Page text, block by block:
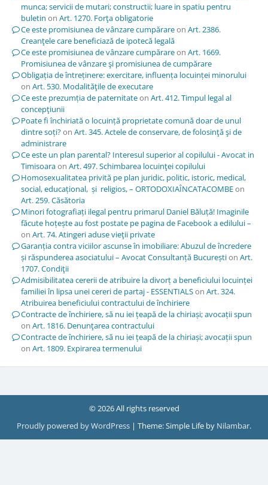
munca; servicii de mutari; constructii; luare in spatiu pentru
buletin on Art. 1270. Forţa obligatorie
Ce este promisiunea de vânzare cumpărareon Art. 2386.
Creanţele care beneficiază de ipotecă legală
Ce este promisiunea de vânzare cumpărareon Art. 1669.
Promisiunea de vânzare şi promisiunea de cumpărare
Obligația de întreținere: exercitare, influența locuinței minorului
on Art. 530. Modalităţile de executare
Ce este prezumția de paternitateon Art. 412. Timpul legal al
concepţiunii
Poate fi închiriată o locuință proprietate comună doar de unul
dintre soți?on Art. 345. Actele de conservare, de folosinţă şi de
administrare
Ce este un plan parental? Interesul superior al copilului - Avocat in
Timisoaraon Art. 497. Schimbarea locuinţei copilului
Homosexualitatea privită pe plan juridic, politic, istoric, medical,
social, educațional, și religios, – ORTODOXIAÎNCATACOMBEon
Art. 259. Căsătoria
Minori fotografiați ilegal pentru primarul Daniel Băluță! Imaginile
făcute hoțește au fost postate pe pagina de Facebook a edilului –
on Art. 74. Atingeri aduse vieţii private
Garanția contra viciilor ascunse în imobiliare: Abuzul de încredere
și răspunderea asociatului – Avocat Consultanță Bucureștion Art.
1707. Condiţii
Admisibilitatea cererii de atribuire la divorț a beneficiului locuinței
familiei în lipsa unei cereri de partaj - ESSENTIALSon Art. 324.
Atribuirea beneficiului contractului de închiriere
Contracte de închiriere, să nu iei țeapă de la chiriași; avocații spun
on Art. 1816. Denunţarea contractului
Contracte de închiriere, să nu iei țeapă de la chiriași; avocații spun
on Art. 1809. Expirarea termenului
© 2026 All rights reserved
Proudly powered by WordPress | Theme: Simple Life by Nilambar.